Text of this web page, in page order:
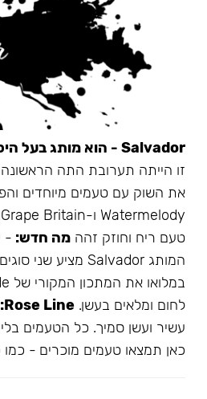
Salvador - הוא מותג בעל היסטוריה שהחלה ב-Daly Code.
את השוק עם טעמים מיוחדים
Watermelody ו-Grape Britain.
טעם ריח וחוזק זהה מה חדש: -
המותג Salvador מציע שני סוגים של תה:
לחום ומלאים בעשן. Rose Line:
עשיר ועשן סמיך. כל הטעמים
כאן תמצאו טעמים מוכרים - כמו